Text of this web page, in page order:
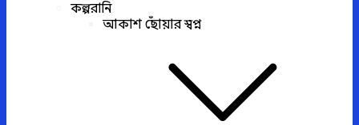
কল্পরানি
আকাশ ছোঁয়ার স্বপ্ন